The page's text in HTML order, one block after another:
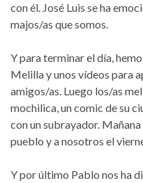
con él. José Luis se ha
majos/as que somos.
Y para terminar el día,
Melilla y unos vídeos para
amigos/as. Luego los/as
mochilica, un comic de su
con un subrayador.
pueblo y a nosotros el
Y por último Pablo nos ha